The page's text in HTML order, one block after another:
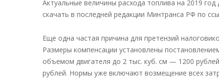
Актуальные величины расхода топлива на 2019
скачать в последней редакции Минтранса РФ по
Еще одна частая причина для претензий
Размеры компенсации установлены
объемом двигателя до 2 тыс. куб. см — 1200
рублей. Нормы уже включают возмещение всех